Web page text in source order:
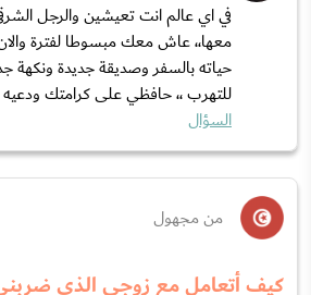
في اي عالم انت تعيشين والرجل
معها،، عاش معك مبسوطا لفترة
حياته بالسفر وصديقة جديدة ونكهة
للتهرب ،، حافظي على كرامتك
السؤال
من مجهول
كيف أتعامل مع زوجي الذي